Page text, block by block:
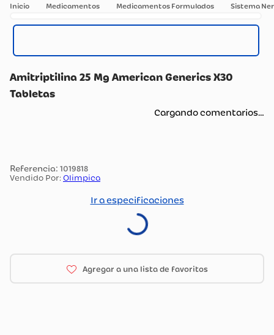
Medicamentos Medicamentos Formulados Sistema
Amitriptilina 25 Mg American Generics X30
Tabletas
Cargando comentarios…
: 1019818
Vendido Por: Olimpica
Ir a especificaciones